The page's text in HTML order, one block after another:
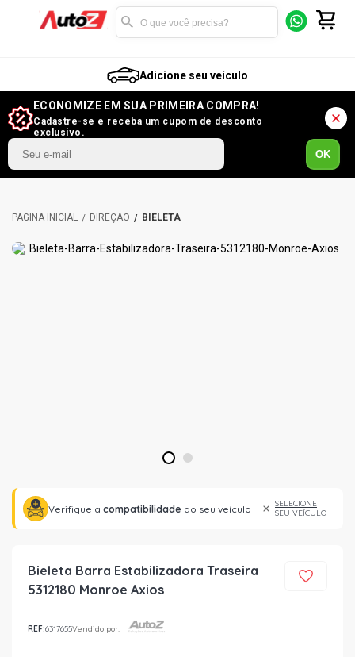
Adicione seu veículo
ECONOMIZE EM SUA PRIMEIRA COMPRA!
Cadastre-se e receba um cupom de desconto
exclusivo.
OK
DIREÇÃO BIELETA
1 2
Verifique a compatibilidade do seu veículo
SELECIONE
SEU VEÍCULO
Bieleta Barra Estabilizadora Traseira
5312180 Monroe Axios
REF:6317655Vendido por: